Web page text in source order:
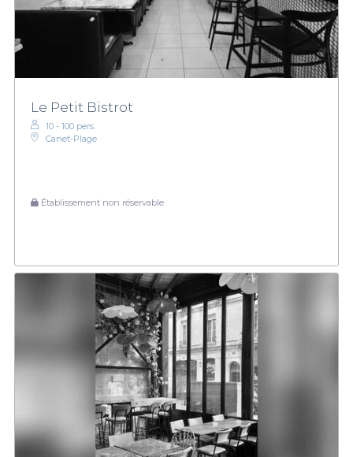
Le Petit Bistrot
10 - 100 pers.
Canet-Plage
Établissement non réservable